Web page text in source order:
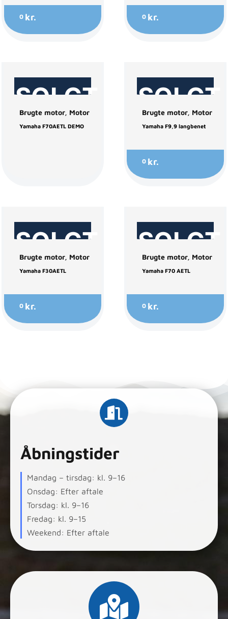
0 kr. 0 kr.
SOLGT
Brugte motor, Motor
Yamaha F70AETL DEMO
SOLGT
Brugte motor, Motor
Yamaha F9,9 langbenet
0 kr.
SOLGT
Brugte motor, Motor
Yamaha F30AETL
0 kr.
SOLGT
Brugte motor, Motor
Yamaha F70 AETL
0 kr.
Åbningstider
Mandag – tirsdag: kl. 9–16
Onsdag: Efter aftale
Torsdag: kl. 9–16
Fredag: kl. 9–15
Weekend: Efter aftale